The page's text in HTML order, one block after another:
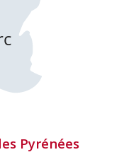
Pyrénées